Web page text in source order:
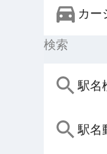
カー
検索
駅名
駅名